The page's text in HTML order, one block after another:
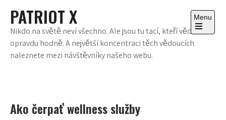
content
PATRIOT X
Nikdo na světě neví všechno. Ale jsou tu tací, kteří vědí
opravdu hodně. A největší koncentraci těch vědoucích
naleznete mezi návštěvníky našeho webu.
Menu
Open
the
Ako čerpať wellness služby